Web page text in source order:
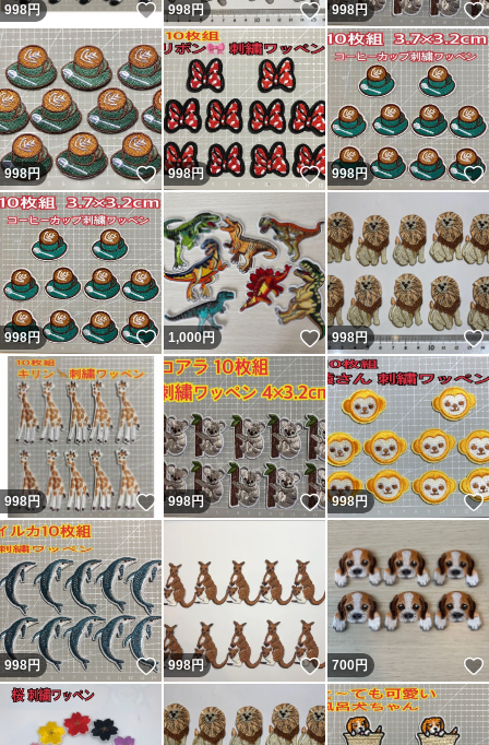
998円 いいね！
998円 いいね！
998円
998円 いいね！
998円 いいね！
998円
998円 いいね！
1,000円 いいね！
998円
998円 いいね！
998円 いいね！
998円
998円 いいね！
998円 いいね！
700円